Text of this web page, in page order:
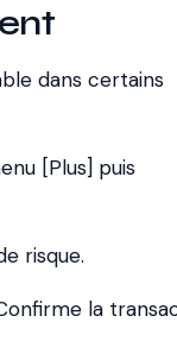
dans certains
[Plus] puis
risque.
la